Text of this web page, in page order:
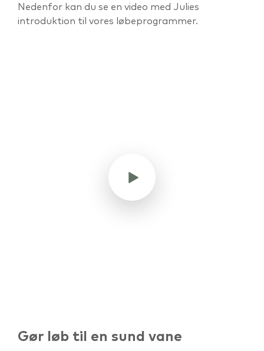
Nedenfor kan du se en video med Julies
introduktion til vores løbeprogrammer.
Gør løb til en sund vane